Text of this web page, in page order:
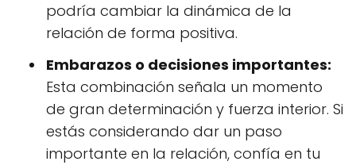
podría cambiar la dinámica de la
relación de forma positiva.
Embarazos o decisiones importantes:
Esta combinación señala un momento
de gran determinación y fuerza interior. Si
estás considerando dar un paso
importante en la relación, confía en tu